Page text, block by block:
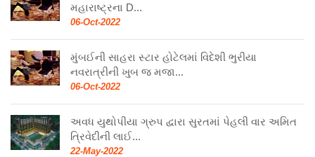
મહારાષ્ટ્રના D...
06-Oct-2022
મુંબઈની સાહરા સ્ટાર હોટેલમાં વિદેશી ભુરીયા
નવરાત્રીની ખુબ જ મજા...
06-Oct-2022
અવધ યુથોપીયા ગ્રુપ દ્વારા સુરતમાં પેહલી વાર અમિત
ત્રિવેદીની લાઈ...
22-May-2022